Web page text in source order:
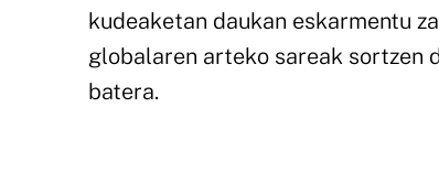
kudeaketan daukan eskarmentu
globalaren arteko sareak sortzen
batera.